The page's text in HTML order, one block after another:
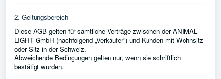
2. Geltungsbereich
Diese AGB gelten für sämtliche Verträge zwischen der ANIMAL-
LIGHT GmbH (nachfolgend „Verkäufer“) und Kunden mit Wohnsitz
oder Sitz in der Schweiz.
Abweichende Bedingungen gelten nur, wenn sie schriftlich
bestätigt wurden.